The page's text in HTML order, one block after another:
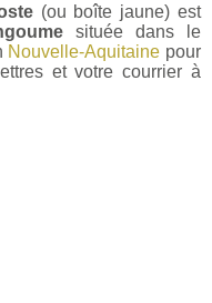
(ou boîte jaune) est
située dans le
Nouvelle-Aquitaine pour
et votre courrier à